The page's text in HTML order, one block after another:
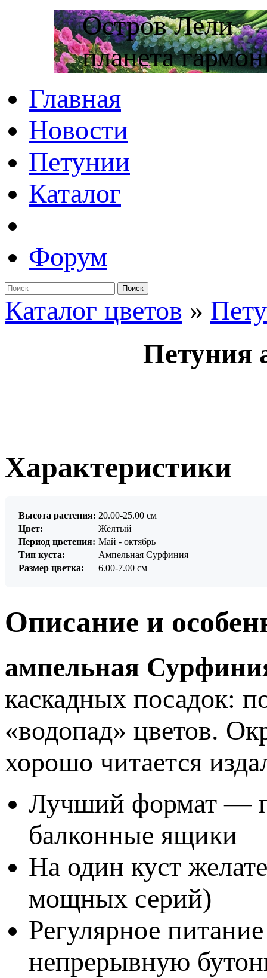
Остров Лели
планета
Главная
Новости
Петунии
Каталог
Форум
Поиск
Каталог цветов »
Петуния
Характеристики
Высота растения: 20.00-25.00 см
Цвет:
Жёлтый
Период цветения: Май - октябрь
Тип куста:
Ампельная Сурфиния
Размер цветка:
6.00-7.00 см
Описание и
ампельная
каскадных посадок:
«водопад» цветов.
хорошо читается
Лучший формат —
балконные ящики
На один куст
мощных серий)
Регулярное
непрерывную